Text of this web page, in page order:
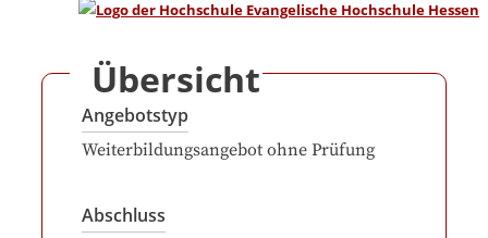
Übersicht
Angebotstyp
Weiterbildungsangebot ohne Prüfung
Abschluss